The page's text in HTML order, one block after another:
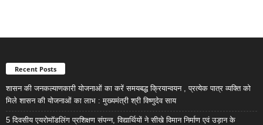
Recent Posts
शासन की जनकल्याणकारी योजनाओं का करें समयबद्ध क्रियान्वयन , प्रत्येक पात्र व्यक्ति को
मिले शासन की योजनाओं का लाभ : मुख्यमंत्री श्री विष्णुदेव साय
5 दिवसीय एयरोमॉडलिंग प्रशिक्षण संपन्न, विद्यार्थियों ने सीखे विमान निर्माण एवं उड़ान के